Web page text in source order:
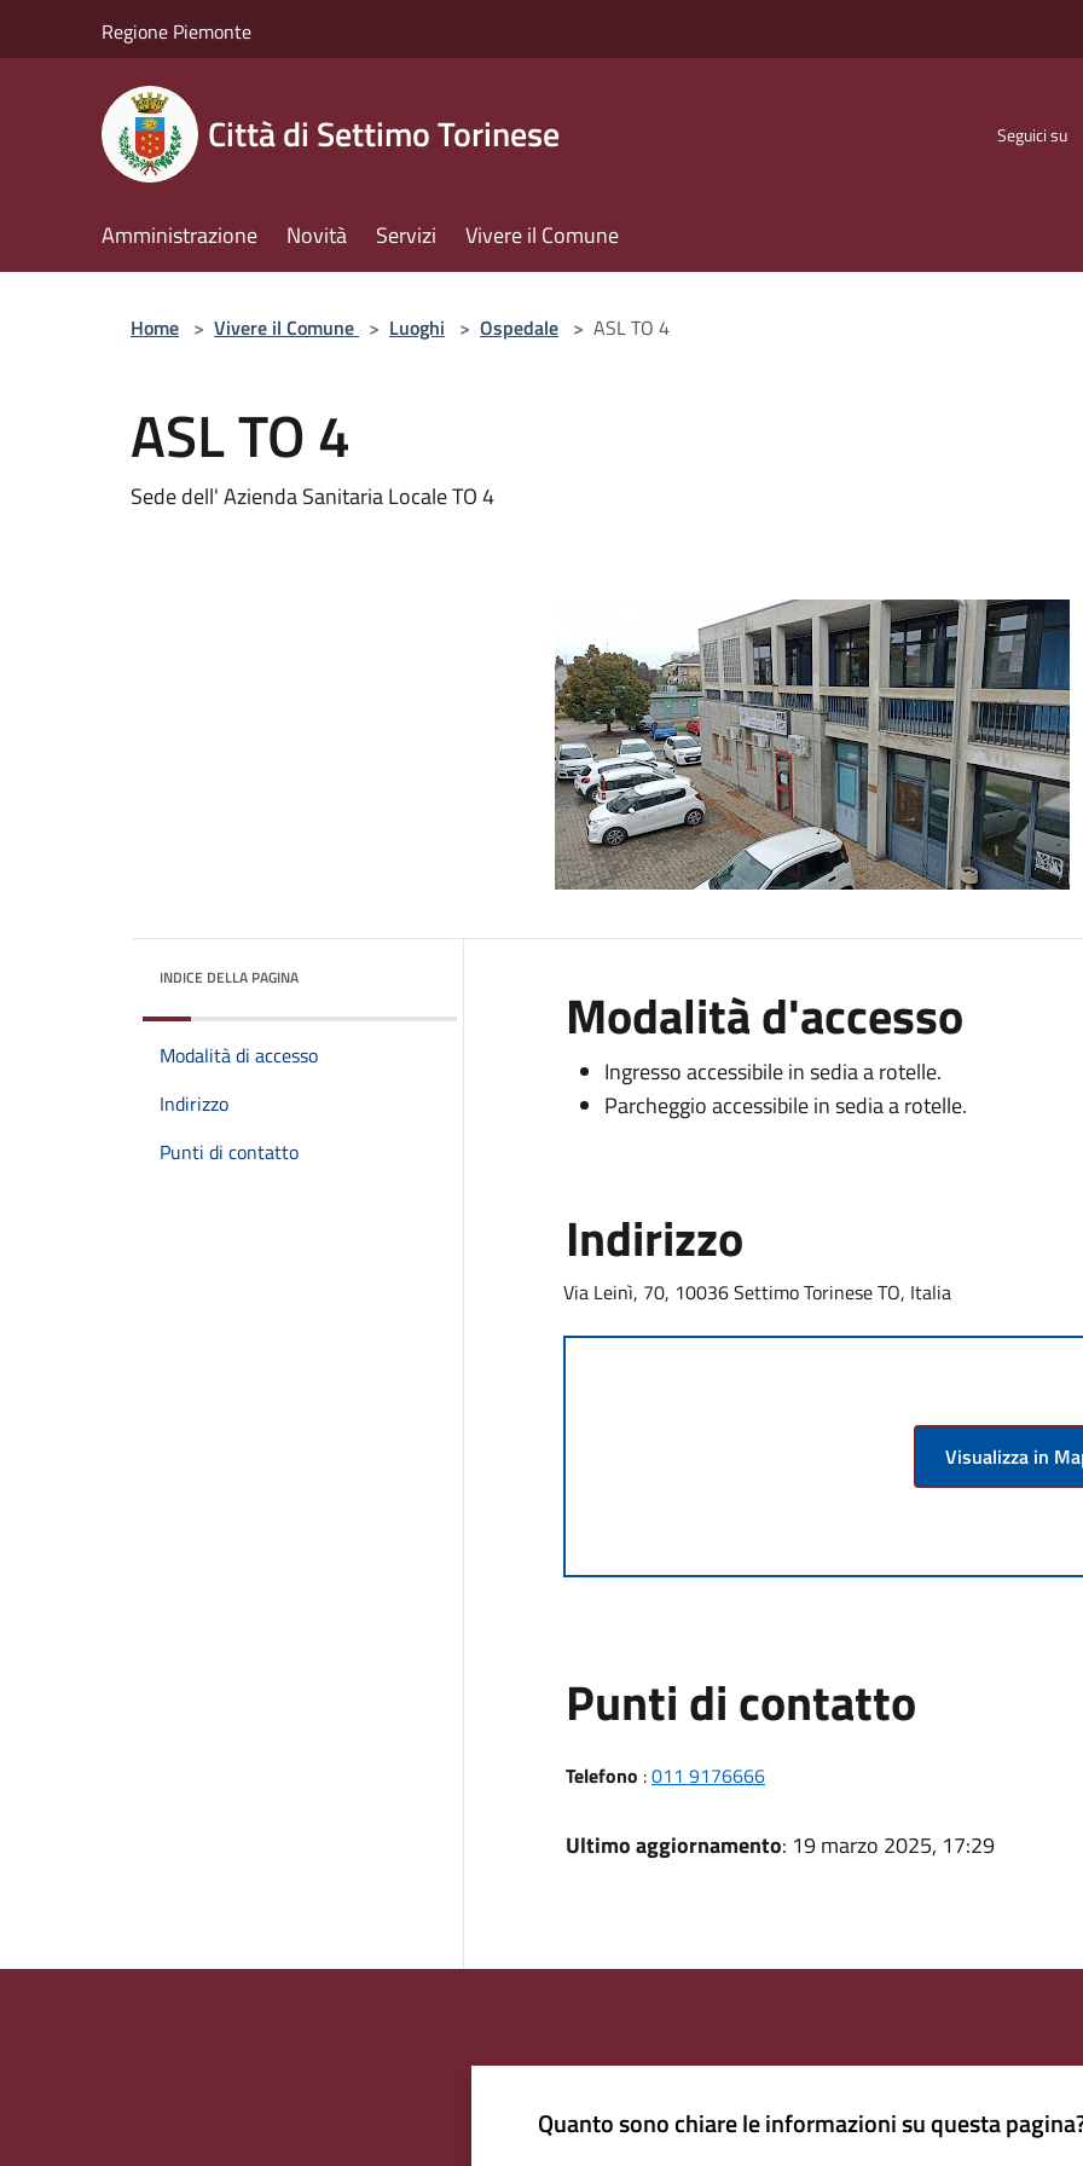
Regione Piemonte
Città di Settimo Torinese Seguici su
Amministrazione Novità Servizi Vivere il Comune
Home > Vivere il Comune > Luoghi > Ospedale > ASL TO 4
ASL TO 4
Sede dell' Azienda Sanitaria Locale TO 4
INDICE DELLA PAGINA
Modalità di accesso
Indirizzo
Punti di contatto
Modalità d'accesso
Ingresso accessibile in sedia a rotelle.
Parcheggio accessibile in sedia a rotelle.
Indirizzo
Via Leinì, 70, 10036 Settimo Torinese TO, Italia
Visualizza in
Punti di contatto
Telefono :011 9176666
Ultimo aggiornamento: 19 marzo 2025, 17:29
Quanto sono chiare le informazioni su questa